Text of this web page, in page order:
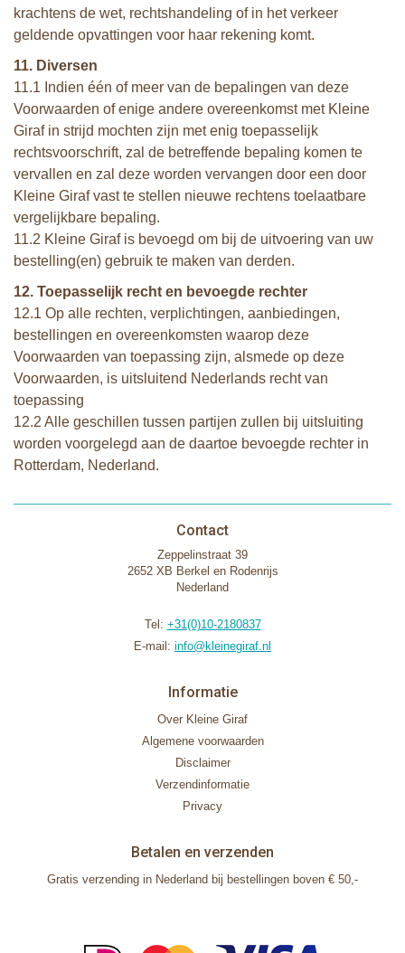
krachtens de wet, rechtshandeling of in het verkeer
geldende opvattingen voor haar rekening komt.
11. Diversen
11.1 Indien één of meer van de bepalingen van deze
Voorwaarden of enige andere overeenkomst met Kleine
Giraf in strijd mochten zijn met enig toepasselijk
rechtsvoorschrift, zal de betreffende bepaling komen te
vervallen en zal deze worden vervangen door een door
Kleine Giraf vast te stellen nieuwe rechtens toelaatbare
vergelijkbare bepaling.
11.2 Kleine Giraf is bevoegd om bij de uitvoering van uw
bestelling(en) gebruik te maken van derden.
12. Toepasselijk recht en bevoegde rechter
12.1 Op alle rechten, verplichtingen, aanbiedingen,
bestellingen en overeenkomsten waarop deze
Voorwaarden van toepassing zijn, alsmede op deze
Voorwaarden, is uitsluitend Nederlands recht van
toepassing
12.2 Alle geschillen tussen partijen zullen bij uitsluiting
worden voorgelegd aan de daartoe bevoegde rechter in
Rotterdam, Nederland.
Contact
Zeppelinstraat 39
2652 XB Berkel en Rodenrijs
Nederland
Tel: +31(0)10-2180837
E-mail: info@kleinegiraf.nl
Informatie
Over Kleine Giraf
Algemene voorwaarden
Disclaimer
Verzendinformatie
Privacy
Betalen en verzenden
Gratis verzending in Nederland bij bestellingen boven € 50,-